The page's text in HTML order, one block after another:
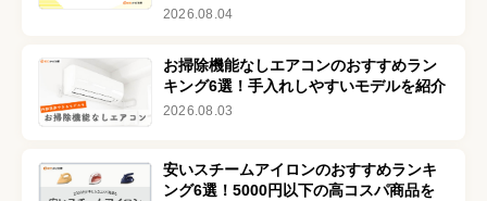
2026.08.04
お掃除機能なしエアコンのおすすめラン
キング6選！手入れしやすいモデルを紹介
2026.08.03
安いスチームアイロンのおすすめランキ
ング6選！5000円以下の高コスパ商品を